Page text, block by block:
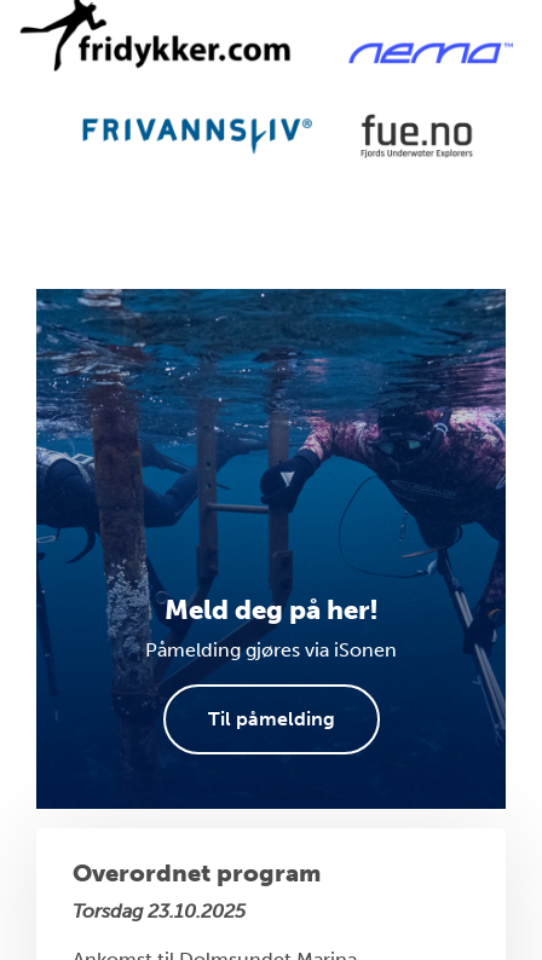
Meld deg på her!
Påmelding gjøres via iSonen
Til påmelding
Overordnet program
Torsdag 23.10.2025